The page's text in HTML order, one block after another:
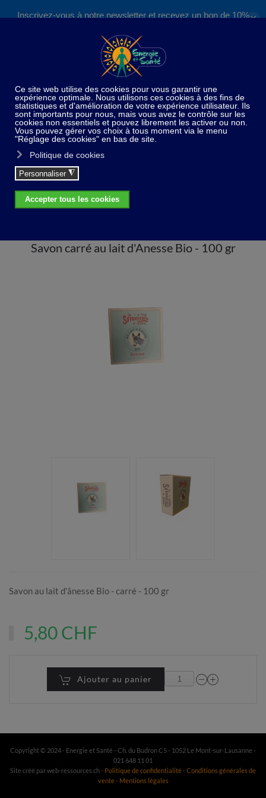
Inscrivez-vous à notre newsletter et recevez un bon de 10%
S'inscrire
✕
Home Paradis du bain et de la douche
au lait d'Anesse Bio - 100 gr
Savon carré au lait d'Anesse Bio - 100 gr
Savon au lait d'ânesse Bio - carré - 100 gr
5,80 CHF
Ajouter au panier
Copyright © 2024 - Energie et Santé - Ch. du Budron C5 - 1052 Le Mont-sur-Lausanne -
021 648 11 01
Site créé par web-ressources.ch - Politique de confidentialité- Conditions générales de
vente- Mentions légales